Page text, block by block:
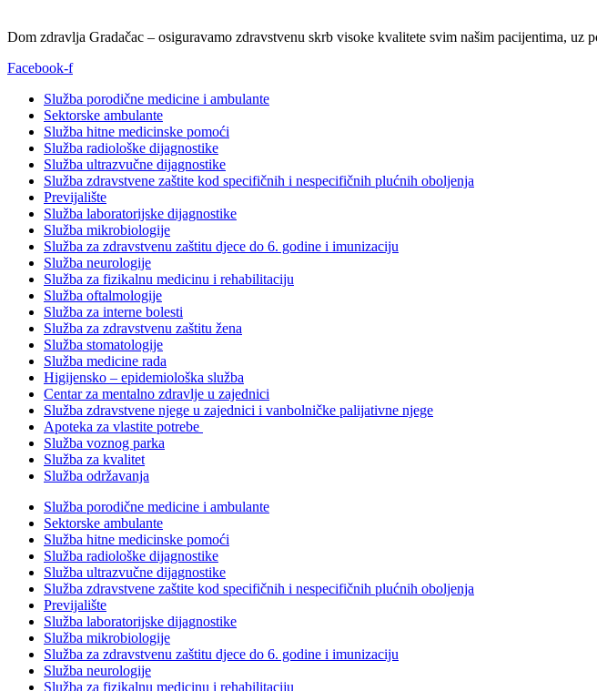
Dom zdravlja Gradačac – osiguravamo zdravstvenu skrb visoke kvalitete svim našim pacijentima, uz
Facebook-f
Služba porodične medicine i ambulante
Sektorske ambulante
Služba hitne medicinske pomoći
Služba radiološke dijagnostike
Služba ultrazvučne dijagnostike
Služba zdravstvene zaštite kod specifičnih i nespecifičnih plućnih oboljenja
Previjalište
Služba laboratorijske dijagnostike
Služba mikrobiologije
Služba za zdravstvenu zaštitu djece do 6. godine i imunizaciju
Služba neurologije
Služba za fizikalnu medicinu i rehabilitaciju
Služba oftalmologije
Služba za interne bolesti
Služba za zdravstvenu zaštitu žena
Služba stomatologije
Služba medicine rada
Higijensko – epidemiološka služba
Centar za mentalno zdravlje u zajednici
Služba zdravstvene njege u zajednici i vanbolničke palijativne njege
Apoteka za vlastite potrebe
Služba voznog parka
Služba za kvalitet
Služba održavanja
Služba porodične medicine i ambulante
Sektorske ambulante
Služba hitne medicinske pomoći
Služba radiološke dijagnostike
Služba ultrazvučne dijagnostike
Služba zdravstvene zaštite kod specifičnih i nespecifičnih plućnih oboljenja
Previjalište
Služba laboratorijske dijagnostike
Služba mikrobiologije
Služba za zdravstvenu zaštitu djece do 6. godine i imunizaciju
Služba neurologije
Služba za fizikalnu medicinu i rehabilitaciju